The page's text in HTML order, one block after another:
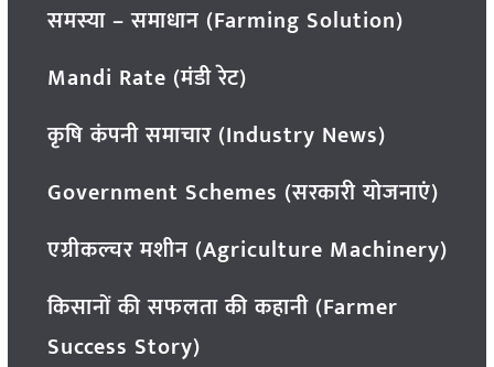
समस्या – समाधान (Farming Solution)
Mandi Rate (मंडी रेट)
कृषि कंपनी समाचार (Industry News)
Government Schemes (सरकारी योजनाएं)
एग्रीकल्चर मशीन (Agriculture Machinery)
किसानों की सफलता की कहानी (Farmer
Success Story)